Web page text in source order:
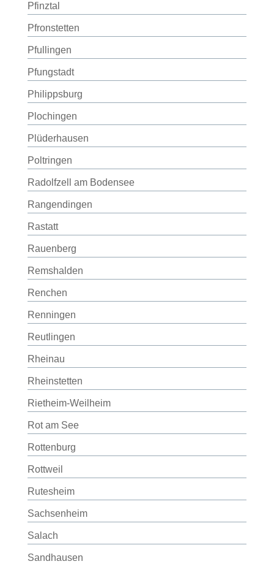
Pfinztal
Pfronstetten
Pfullingen
Pfungstadt
Philippsburg
Plochingen
Plüderhausen
Poltringen
Radolfzell am Bodensee
Rangendingen
Rastatt
Rauenberg
Remshalden
Renchen
Renningen
Reutlingen
Rheinau
Rheinstetten
Rietheim-Weilheim
Rot am See
Rottenburg
Rottweil
Rutesheim
Sachsenheim
Salach
Sandhausen